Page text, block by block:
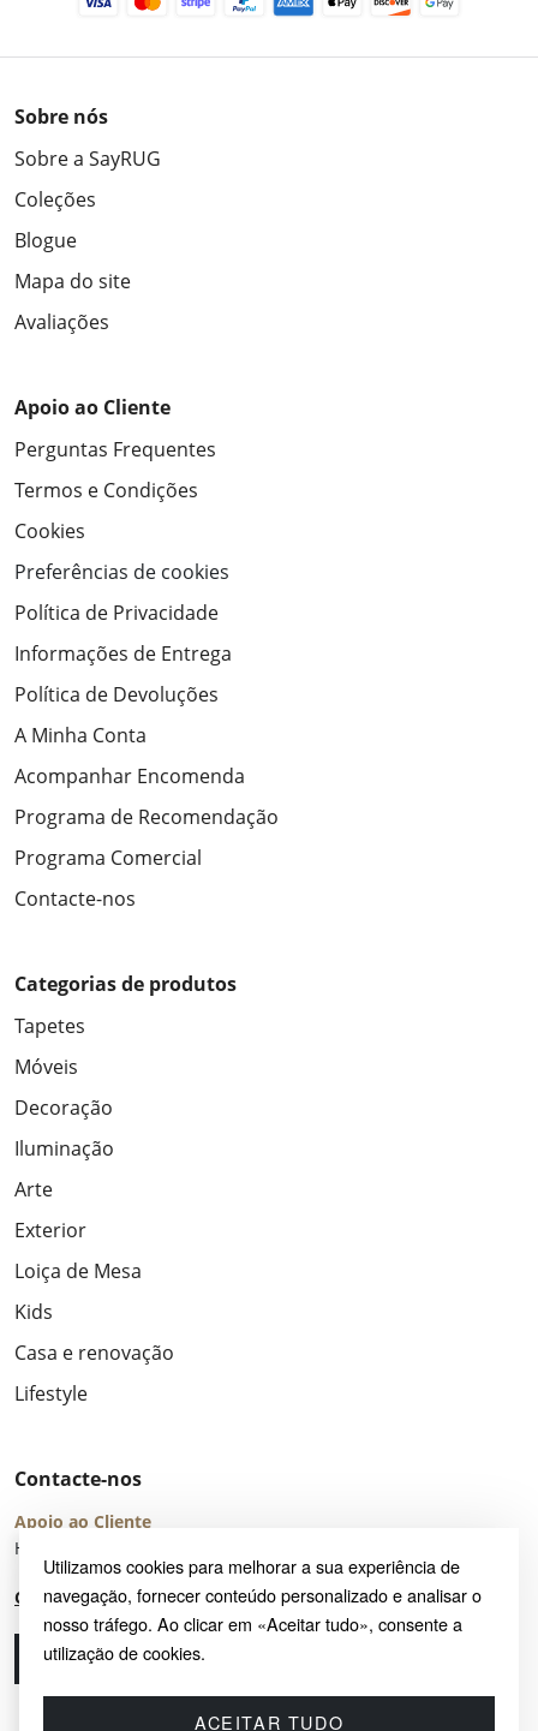
Utilizamos cookies para melhorar a sua experiência de
navegação, fornecer conteúdo personalizado e analisar o
nosso tráfego. Ao clicar em «Aceitar tudo», consente a
utilização de cookies.
ACEITAR TUDO
Sobre nós
Sobre a SayRUG
Coleções
Blogue
Mapa do site
Avaliações
Apoio ao Cliente
Perguntas Frequentes
Termos e Condições
Cookies
Preferências de cookies
Política de Privacidade
Informações de Entrega
Política de Devoluções
A Minha Conta
Acompanhar Encomenda
Programa de Recomendação
Programa Comercial
Contacte-nos
Categorias de produtos
Tapetes
Móveis
Decoração
Iluminação
Arte
Exterior
Loiça de Mesa
Kids
Casa e renovação
Lifestyle
Contacte-nos
Apoio ao Cliente
Horário de Atendimento: seg – sex 8:00 – 16:00 (UTC+2)
Centro de Ajuda
Ligue-nos